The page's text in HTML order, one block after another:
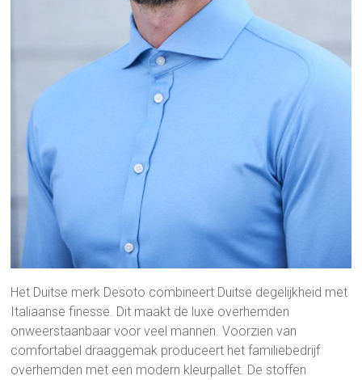
Het Duitse merk Desoto combineert Duitse degelijkheid met
Italiaanse finesse. Dit maakt de luxe overhemden
onweerstaanbaar voor veel mannen. Voorzien van
comfortabel draaggemak produceert het familiebedrijf
overhemden met een modern kleurpallet. De stoffen